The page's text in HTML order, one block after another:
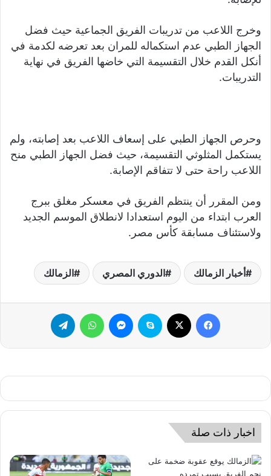
وخرج اللاعب من تدريبات الفريق الجماعية حيث فضل
الجهاز الطبي عدم استكماله للمران بعد تعرضه لكدمة في
أنكل القدم خلال التقسيمة التي خاضها الفريق في نهاية
التدريبات.
وحرص الجهاز الطبي على إسعاف اللاعب بعد إصابته، ولم
يستكمل المثلوثي التقسيمة، حيث فضل الجهاز الطبي منح
اللاعب راحة حتى لا تتفاقم الإصابة.
ومن المقرر أن ينتظم الفريق في معسكر مغلق ببرج
العرب ابتداء من اليوم استعدادا لانطلاق الموسم الجديد
ولاستئناف مسابقة كأس مصر.
أخبار الزمالك الدوري المصري الزمالك
فيسبوك سكايب ماسنجر واتساب
اخبار ذات صلة